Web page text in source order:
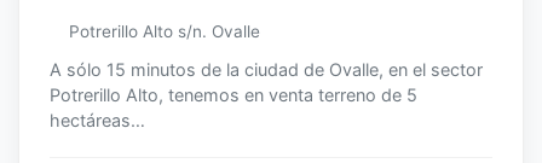
Potrerillo Alto s/n. Ovalle
A sólo 15 minutos de la ciudad de Ovalle, en el sector
Potrerillo Alto, tenemos en venta terreno de 5
hectáreas…